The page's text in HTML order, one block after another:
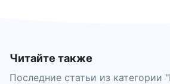
Читайте также
Последние статьи из категории "